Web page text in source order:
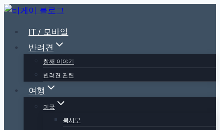
Skip
contentIT / 모바일
반려견
참깨 이야기
반려견 관련
여행
미국
북서부